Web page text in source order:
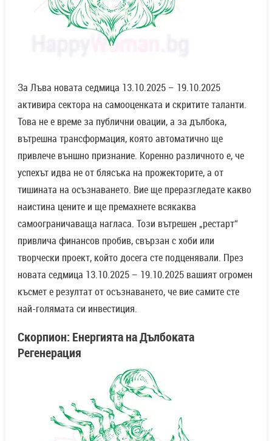
За Лъва новата седмица 13.10.2025 – 19.10.2025
активира сектора на самооценката и скритите таланти.
Това не е време за публични овации, а за дълбока,
вътрешна трансформация, която автоматично ще
привлече външно признание. Коренно различното е, че
успехът идва не от блясъка на прожекторите, а от
тишината на осъзнаването. Вие ще преразгледате какво
наистина цените и ще премахнете всякаква
самоограничаваща нагласа. Този вътрешен „рестарт“
привлича финансов пробив, свързан с хоби или
творчески проект, който досега сте подценявали. През
новата седмица 13.10.2025 – 19.10.2025 вашият огромен
късмет е резултат от осъзнаването, че вие самите сте
най-голямата си инвестиция.
Скорпион: Енергията на Дълбоката
Регенерация